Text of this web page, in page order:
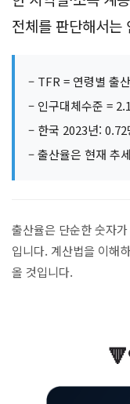
출산율 통계를 볼
추세’의 스냅샷이라
낳는 자녀 수(코호
한 지역별·소득 계
– TFR = 연령별 출
– 인구대체수준 = 2.1
출산율은 단순한 숫자